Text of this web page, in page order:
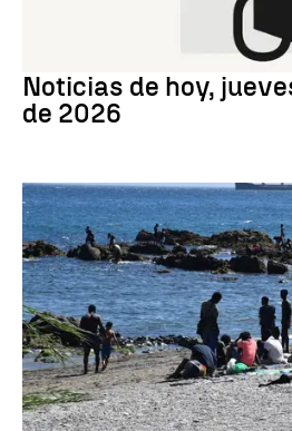
Noticias de hoy,
de 2026
Crisis migratoria